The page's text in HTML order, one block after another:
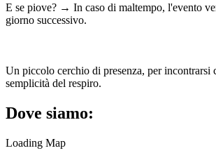
E se piove? → In caso di maltempo, l'evento
giorno successivo.
Un piccolo cerchio di presenza, per incontrarsi
semplicità del respiro.
Dove siamo:
Loading Map